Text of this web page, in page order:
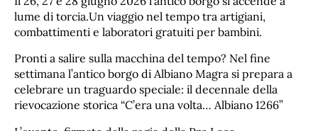
lume di torcia.Un viaggio nel tempo tra artigiani,
combattimenti e laboratori gratuiti per bambini.
​Pronti a salire sulla macchina del tempo? Nel fine
settimana l’antico borgo di Albiano Magra si prepara a
celebrare un traguardo speciale: il decennale della
rievocazione storica “C’era una volta… Albiano 1266”